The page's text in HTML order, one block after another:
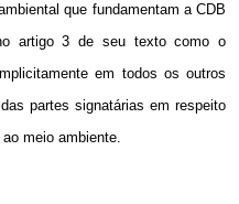
que fundamentam a CDB
artigo 3 de seu texto como o
em todos os outros
partes signatárias em respeito
meio ambiente.